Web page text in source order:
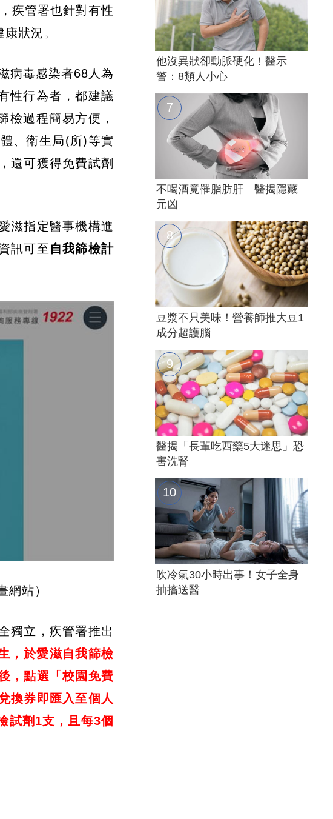
疾管署也針對有性
狀況。
病毒感染者68人為
性行為者，都建議
檢過程簡易方便，
、衛生局(所)等實
還可獲得免費試劑
滋指定醫事機構進
訊可至自我篩檢計
站）
獨立，疾管署推出
，於愛滋自我篩檢
，點選「校園免費
換券即匯入至個人
試劑1支，且每3個
他沒異狀卻動脈硬化！醫示
警：8類人小心
不喝酒竟罹脂肪肝 醫揭隱藏
元凶
豆漿不只美味！營養師推大豆1
成分超護腦
醫揭「長輩吃西藥5大迷思」恐
害洗腎
吹冷氣30小時出事！女子全身
抽搐送醫